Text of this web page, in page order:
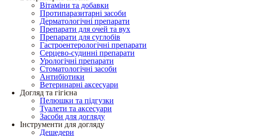
Вітаміни та добавки
Протипаразитарні засоби
Дерматологічні препарати
Препарати для очей та вух
Препарати для суглобів
Гастроентерологічні препарати
Серцево-судинні препарати
Урологічні препарати
Стоматологічні засоби
Антибіотики
Ветеринарні аксесуари
Догляд та гігієна
Пелюшки та підгузки
Туалети та аксесуари
Засоби для догляду
Інструменти для догляду
Дешедери